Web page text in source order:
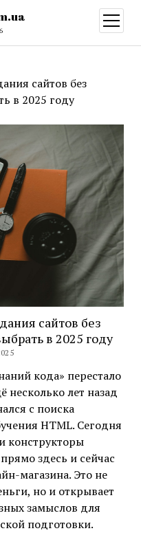
меню
сайтов без
в 2025 году
сайтов без
в 2025 году
кода» перестало
лет назад
с поиска
HTML. Сегодня
конструкторы
здесь и сейчас
магазина. Это не
но и открывает
замыслов для
подготовки.